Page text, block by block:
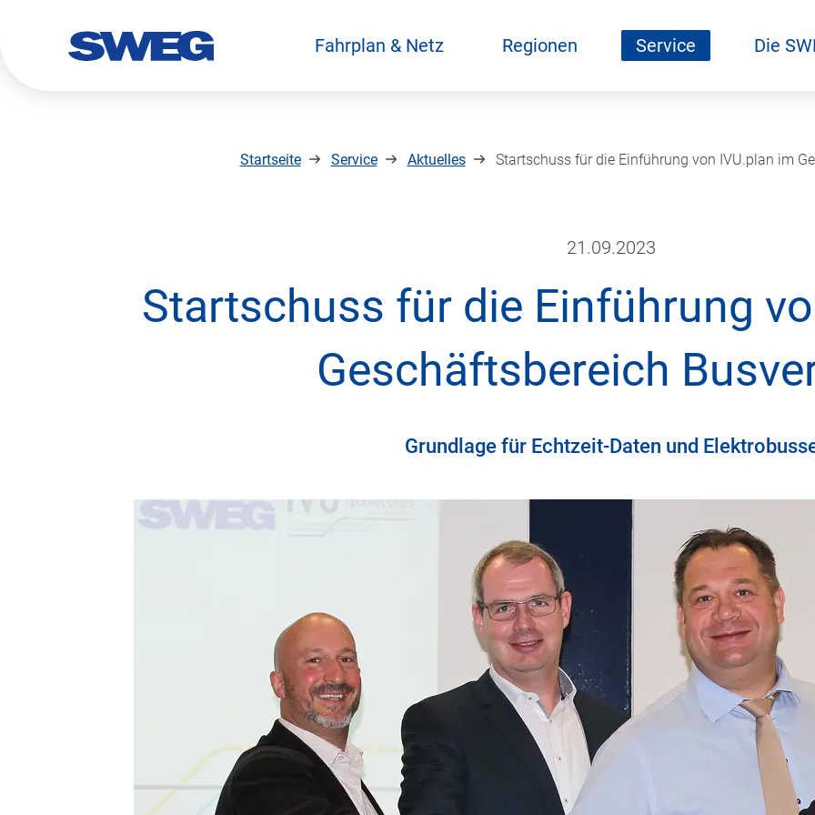
zurück zur Startseite Fahrplan & Netz Regionen Service Die
Startseite Service Aktuelles Startschuss für die Einführung von IVU.plan im
21.09.2023
Startschuss für die Einführung
Geschäftsbereich
Grundlage für Echtzeit-Daten und